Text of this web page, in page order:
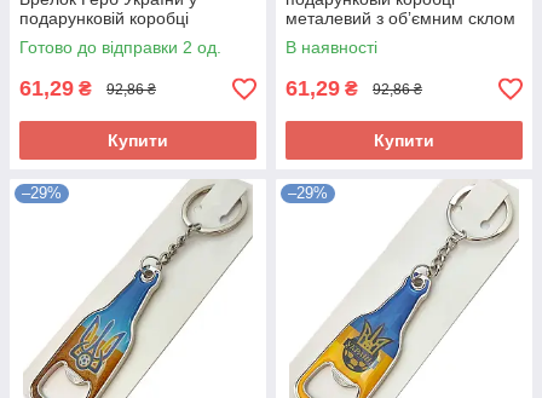
подарунковій коробці
Готово до відправки 2 од.
61,29 ₴ 92,86 ₴
Купити
металевий з обʼємним склом
В наявності
61,29 ₴ 92,86 ₴
Купити
–29% –29%